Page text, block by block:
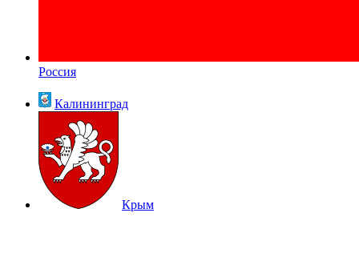
Россия
Калининград
Крым